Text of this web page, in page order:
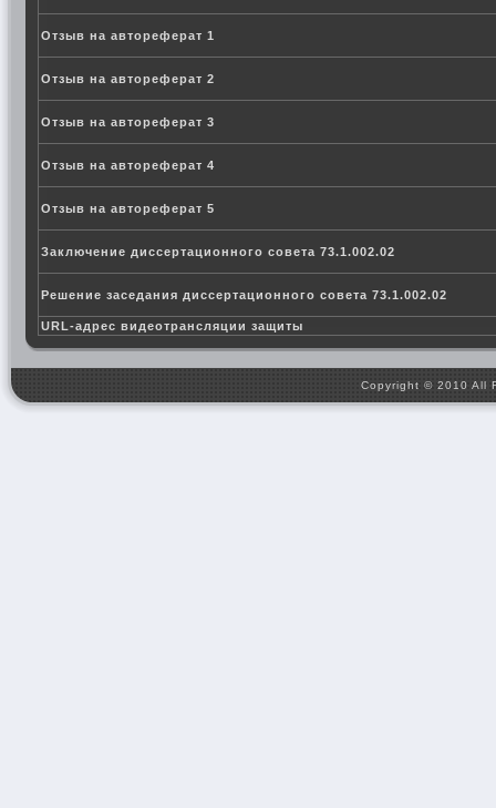
Отзыв на автореферат 1
Отзыв на автореферат 2
Отзыв на автореферат 3
Отзыв на автореферат 4
Отзыв на автореферат 5
Заключение диссертационного совета 73.1.002.02
Решение заседания диссертационного совета 73.1.002.02
URL-адрес видеотрансляции защиты
Copyright © 2010 All